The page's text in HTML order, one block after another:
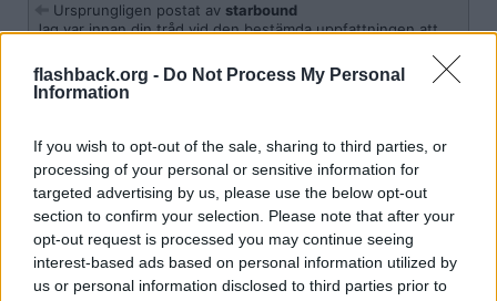
flashback.org - Do Not Process My Personal
Information
If you wish to opt-out of the sale, sharing to third parties, or
processing of your personal or sensitive information for
targeted advertising by us, please use the below opt-out
section to confirm your selection. Please note that after your
opt-out request is processed you may continue seeing
interest-based ads based on personal information utilized by
us or personal information disclosed to third parties prior to
Ursprungligen postat av starbound
Jag var innan din tråd vid den bestämda uppfattningen att
vanlig tillsvidareavtal. (Förutsatt att man betalar hyran och
sköter sig.)
allt annat är ju trams.
TS ska byta lägenhet med en annan hyresgäst, inte bara
evakueras under renoveringen.